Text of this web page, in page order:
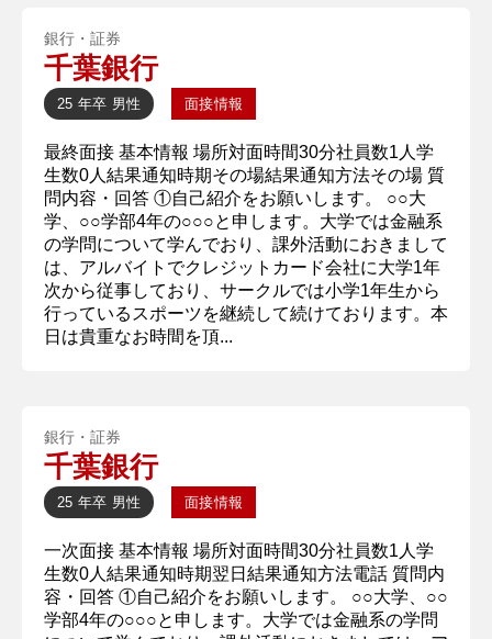
銀行・証券
千葉銀行
25 年卒 男性 面接情報
最終面接 基本情報 場所対面時間30分社員数1人学
生数0人結果通知時期その場結果通知方法その場 質
問内容・回答 ①自己紹介をお願いします。 ○○大
学、○○学部4年の○○○と申します。大学では金融系
の学問について学んでおり、課外活動におきまして
は、アルバイトでクレジットカード会社に大学1年
次から従事しており、サークルでは小学1年生から
行っているスポーツを継続して続けております。本
日は貴重なお時間を頂...
銀行・証券
千葉銀行
25 年卒 男性 面接情報
一次面接 基本情報 場所対面時間30分社員数1人学
生数0人結果通知時期翌日結果通知方法電話 質問内
容・回答 ①自己紹介をお願いします。 ○○大学、○○
学部4年の○○○と申します。大学では金融系の学問